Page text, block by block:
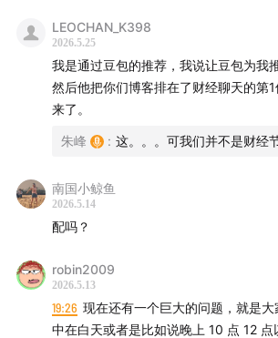
是名气大了，在风尖浪口被抓去当政治
LEOCHAN_K398
2026.5.25
我是通过豆包的推荐，我说让豆包为我
然后他把你们博客排在了财经聊天的第
来了。
朱峰 : 这。。。可我们并不是财经
南国小鲸鱼
2026.5.14
配吗？
robin2009
2026.5.13
19:26 现在还有一个巨大的问题，就是
中在白天或者是比如说晚上 10 点 12